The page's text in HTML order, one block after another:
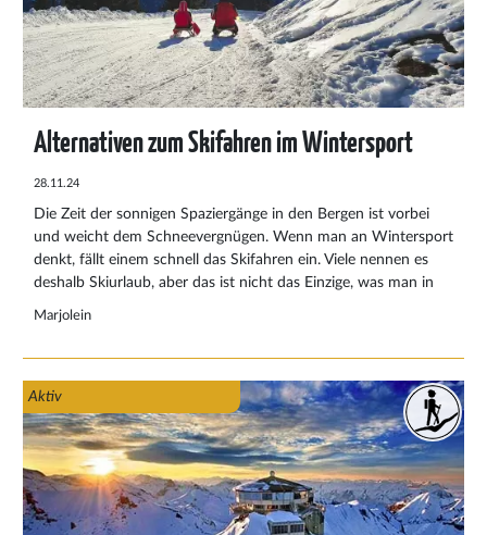
Alternativen zum Skifahren im Wintersport
28.11.24
Die Zeit der sonnigen Spaziergänge in den Bergen ist vorbei
und weicht dem Schneevergnügen. Wenn man an Wintersport
denkt, fällt einem schnell das Skifahren ein. Viele nennen es
deshalb Skiurlaub, aber das ist nicht das Einzige, was man in
den verschneiten Bergen machen kann. Wir haben für Sie
Marjolein
Aktiv